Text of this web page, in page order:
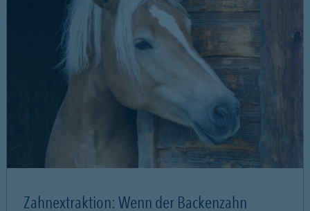
Zahnextraktion: Wenn der Backenzahn